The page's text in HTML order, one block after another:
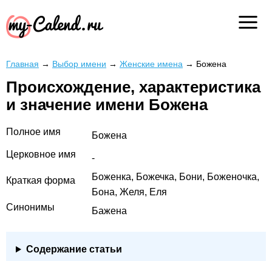
Главная → Выбор имени → Женские имена → Божена
Происхождение, характеристика
и значение имени Божена
Полное имя
Божена
Церковное имя
-
Краткая форма
Боженка, Божечка, Бони, Боженочка,
Бона, Желя, Еля
Синонимы
Бажена
Содержание статьи